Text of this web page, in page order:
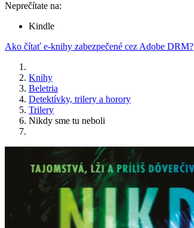
Neprečítate na:
Kindle
Ako čítať e-knihy zabezpečené cez Adobe DRM?
Knihy
Beletria
Detektívky, trilery a horory
Trilery
Nikdy sme tu neboli